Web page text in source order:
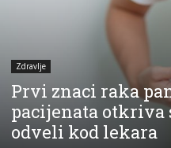
Zdravlje
Prvi znaci raka
pacijenata
odveli kod lekara